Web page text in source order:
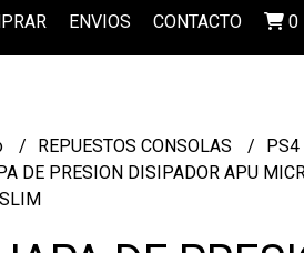
ENVIOS CONTACTO 0
REPUESTOS CONSOLAS
PS4
DE PRESION DISIPADOR APU